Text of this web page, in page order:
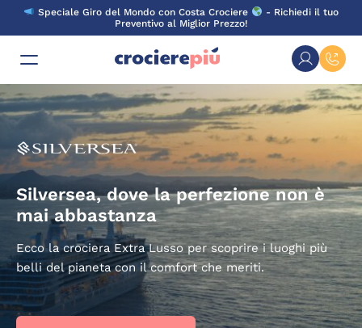
Skip
content
Speciale Giro del Mondo con Costa Crociere
- Richiedi il tuo
Preventivo al Miglior Prezzo!
Silversea, dove la perfezione non è
mai abbastanza
Ecco la crociera Extra Lusso per scoprire i luoghi più
belli del pianeta con il comfort che meriti.